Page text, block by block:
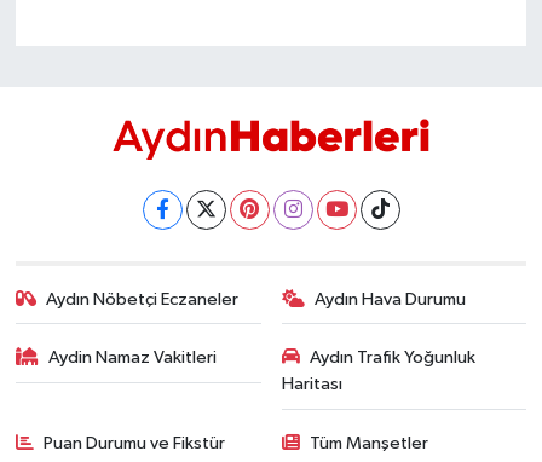
Aydın Nöbetçi Eczaneler Aydın Hava Durumu
Aydin Namaz Vakitleri
Aydın Trafik Yoğunluk
Haritası
Puan Durumu ve Fikstür Tüm Manşetler